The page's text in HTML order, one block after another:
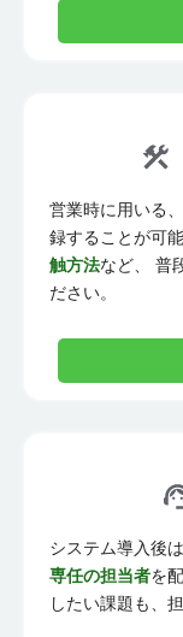
営業時に用いる
録することが可
触方法など、 普
ださい。
システム導入後は
専任の担当者を
したい課題も、